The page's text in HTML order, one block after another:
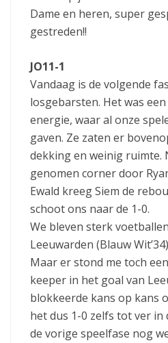
Dame en heren, super
gestreden!!
JO11-1
Vandaag is de volgende
losgebarsten. Het was
energie, waar al onze
gaven. Ze zaten er
dekking en weinig ruimte.
genomen corner door
Ewald kreeg Siem de
schoot ons naar de 1-0.
We bleven sterk
Leeuwarden (Blauw
Maar er stond me toch
keeper in het goal van
blokkeerde kans op kans
het dus 1-0 zelfs tot ver in
de vorige speelfase nog